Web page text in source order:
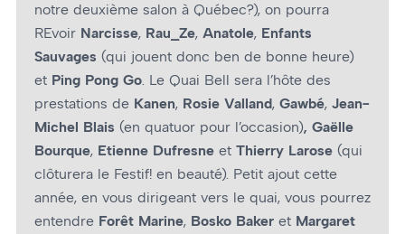
notre deuxième salon à Québec?), on pourra
REvoir Narcisse, Rau_Ze, Anatole, Enfants
Sauvages (qui jouent donc ben de bonne heure)
et Ping Pong Go. Le Quai Bell sera l’hôte des
prestations de Kanen, Rosie Valland, Gawbé, Jean-
Michel Blais (en quatuor pour l’occasion), Gaëlle
Bourque, Etienne Dufresne et Thierry Larose (qui
clôturera le Festif! en beauté). Petit ajout cette
année, en vous dirigeant vers le quai, vous pourrez
entendre Forêt Marine, Bosko Baker et Margaret